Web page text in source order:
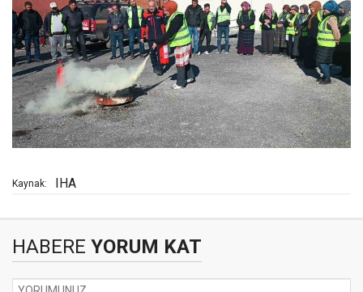
Kaynak: IHA
HABERE YORUM KAT